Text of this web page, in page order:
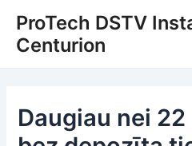
content
ProTech DSTV
Centurion
Daugiau nei
navigation